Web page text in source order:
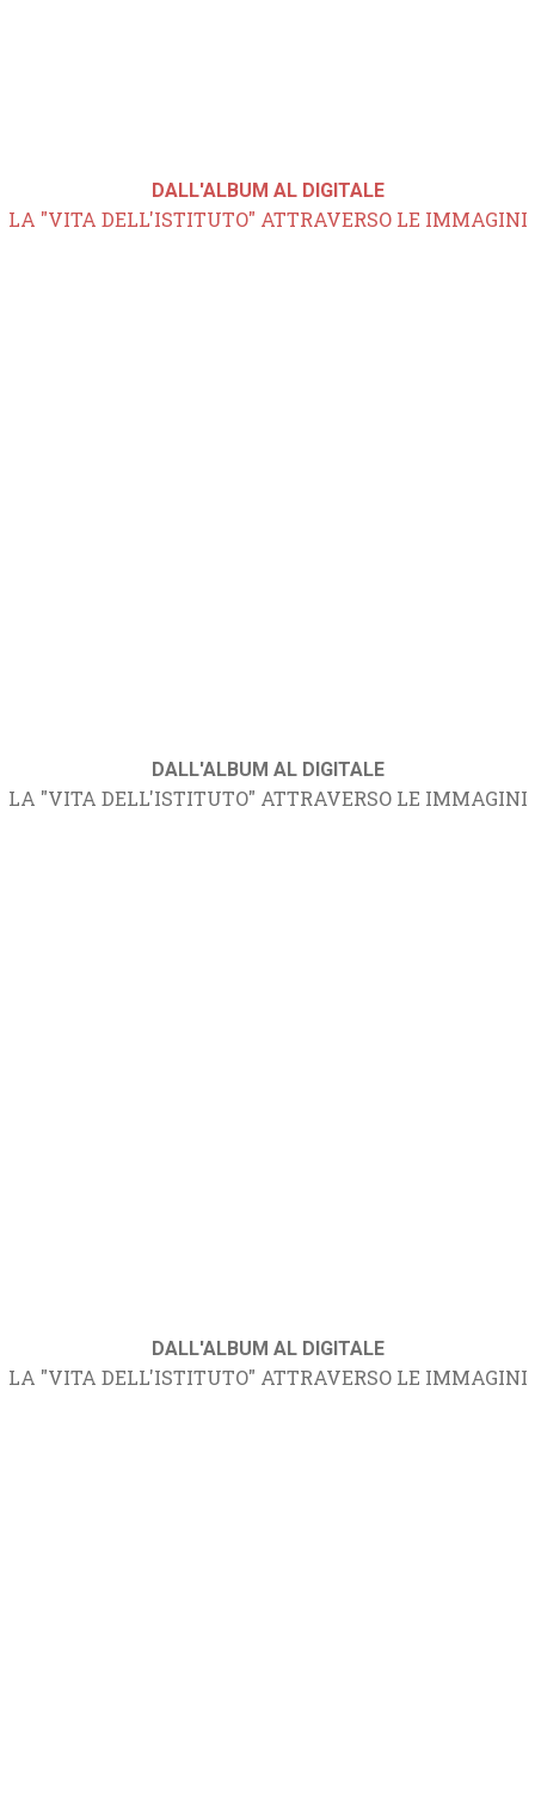
DALL'ALBUM AL DIGITALE
LA "VITA DELL'ISTITUTO" ATTRAVERSO LE IMMAGINI
DALL'ALBUM AL DIGITALE
LA "VITA DELL'ISTITUTO" ATTRAVERSO LE IMMAGINI
DALL'ALBUM AL DIGITALE
LA "VITA DELL'ISTITUTO" ATTRAVERSO LE IMMAGINI